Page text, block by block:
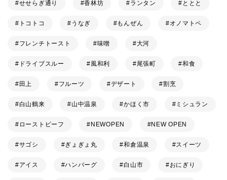
せせらぎ通り 香林坊 ランタン ととと
トコトコ うなぎ もんぜん オノマトペ
フレンチトースト 味噌 大河
ドライブスルー 風和利 尾張町 和食
田上 フルーツ デザート 割烹
白山鶴来 山中温泉 かほく市 ミシュラン
ローストビーフ NEWOPEN NEW OPEN
サゴシ ぎょぎょ丸 和倉温泉 スイーツ
アイス ハンバーグ 白山市 おにぎり